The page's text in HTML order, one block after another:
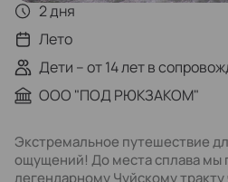
2 дня
Лето
Дети – от 14 лет в
ООО "ПОД РЮКЗАКОМ"
Экстремальное путешествие
ощущений! До места сплава мы
легендарному Чуйскому